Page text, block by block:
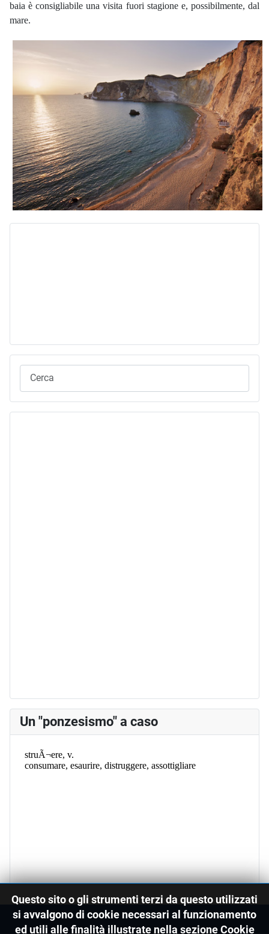
baia è consigliabile una visita fuori stagione e, possibilmente, dal
mare.
Un "ponzesismo" a caso
Questo sito o gli strumenti terzi da questo utilizzati
si avvalgono di cookie necessari al funzionamento
ed utili alle finalità illustrate nella sezione Cookie